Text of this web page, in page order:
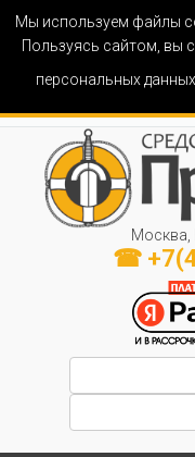
Мы используем файлы
Пользуясь сайтом, вы
персональных данных.
Москва,
☎